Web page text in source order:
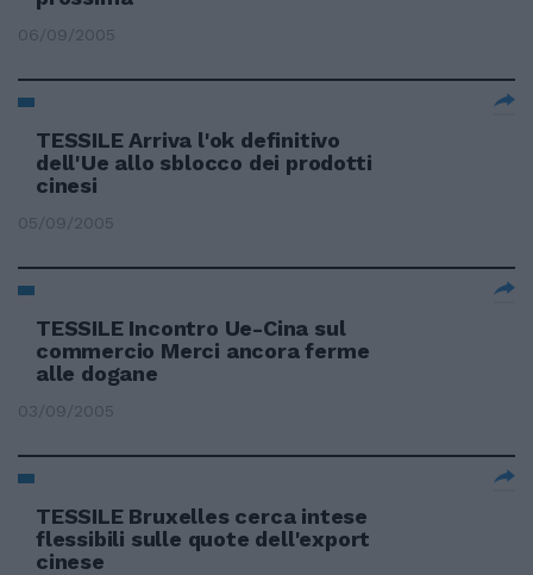
06/09/2005
TESSILE Arriva l'ok definitivo
dell'Ue allo sblocco dei prodotti
cinesi
05/09/2005
TESSILE Incontro Ue-Cina sul
commercio Merci ancora ferme
alle dogane
03/09/2005
TESSILE Bruxelles cerca intese
flessibili sulle quote dell'export
cinese